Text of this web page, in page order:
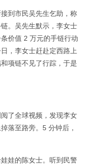
到市民吴先生乞助，称
。吴先生默示，李女士
价值 2 万元的手链行动
，李女士赶赴定西路上
项链不见了行踪，于是
了全球视频，发现李女
落至路旁。5 分钟后，
娃的陈女士。听到民警